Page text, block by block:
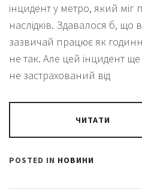
інцидент у метро, який
наслідків. Здавалося б, що
зазвичай працює як
не так. Але цей інцидент
не застрахований від
ЧИТАТИ
POSTED IN НОВИНИ